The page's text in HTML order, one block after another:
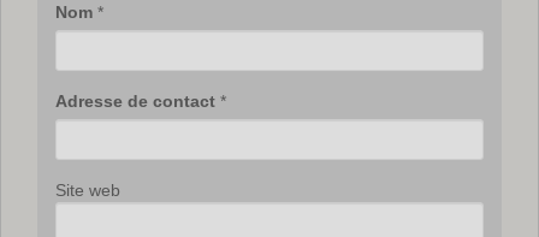
Nom *
Adresse de contact *
Site web